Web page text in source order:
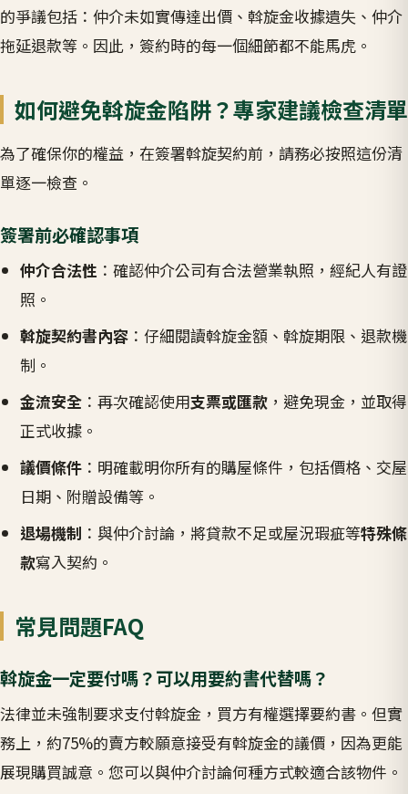
的爭議包括：仲介未如實傳達出價、斡旋金收據遺失、仲介
拖延退款等。因此，簽約時的每一個細節都不能馬虎。
如何避免斡旋金陷阱？專家建議檢查清單
為了確保你的權益，在簽署斡旋契約前，請務必按照這份清
單逐一檢查。
簽署前必確認事項
仲介合法性 ：確認仲介公司有合法營業執照，經紀人有證
照。
斡旋契約書內容 ：仔細閱讀斡旋金額、斡旋期限、退款機
制。
金流安全 ：再次確認使用支票或匯款 ，避免現金，並取得
正式收據。
議價條件 ：明確載明你所有的購屋條件，包括價格、交屋
日期、附贈設備等。
退場機制 ：與仲介討論，將貸款不足或屋況瑕疵等特殊條
款寫入契約。
常見問題FAQ
斡旋金一定要付嗎？可以用要約書代替嗎？
法律並未強制要求支付斡旋金，買方有權選擇要約書。但實
務上，約75%的賣方較願意接受有斡旋金的議價，因為更能
展現購買誠意。您可以與仲介討論何種方式較適合該物件。